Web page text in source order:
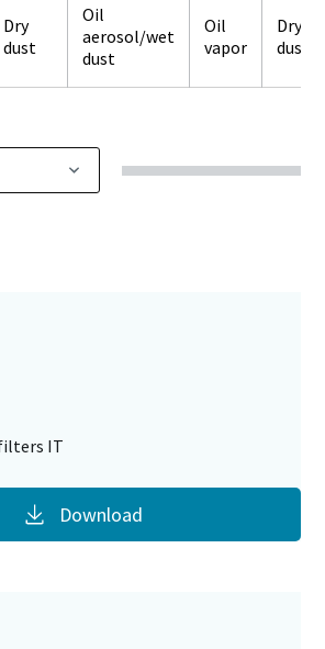
Dry
dust
Oil
aerosol/wet
dust
Oil
vapor
Dry
dust
IT
Download